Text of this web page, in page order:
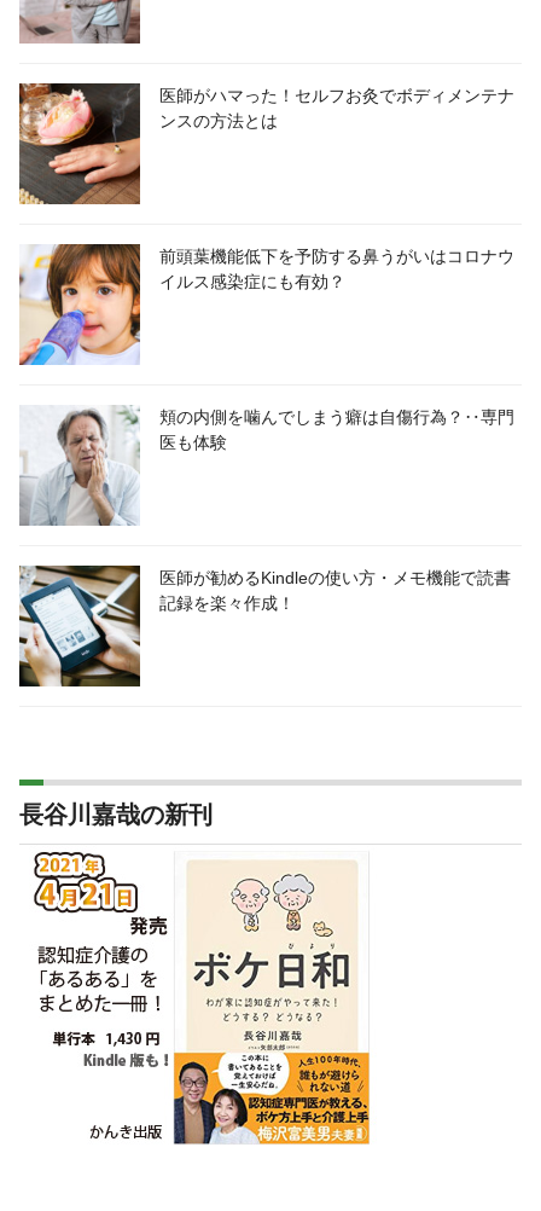
医師がハマった！セルフお灸でボディメンテナ
ンスの方法とは
前頭葉機能低下を予防する鼻うがいはコロナウ
イルス感染症にも有効？
頬の内側を噛んでしまう癖は自傷行為？‥専門
医も体験
医師が勧めるKindleの使い方・メモ機能で読書
記録を楽々作成！
長谷川嘉哉の新刊